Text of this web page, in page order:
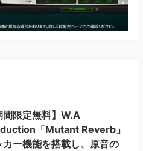
間限定無料】W.A
「Mutant Reverb」
カー機能を搭載し、原音の